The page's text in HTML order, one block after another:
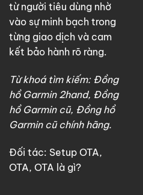
từ người tiêu dùng nhờ
vào sự minh bạch trong
từng giao dịch và cam
kết bảo hành rõ ràng.
Từ khoá tìm kiếm: Đồng
hồ Garmin 2hand, Đồng
hồ Garmin cũ, Đồng hồ
Garmin cũ chính hãng.
Đối tác: Setup OTA,
OTA, OTA là gì?